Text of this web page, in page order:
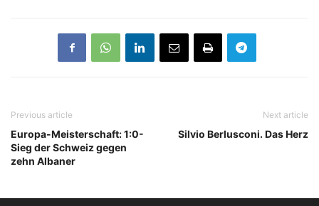
Previous article
Europa-Meisterschaft: 1:0-
Sieg der Schweiz gegen
zehn Albaner
Next article
Silvio Berlusconi. Das Herz